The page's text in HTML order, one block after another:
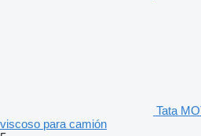
Tata
viscoso para camión